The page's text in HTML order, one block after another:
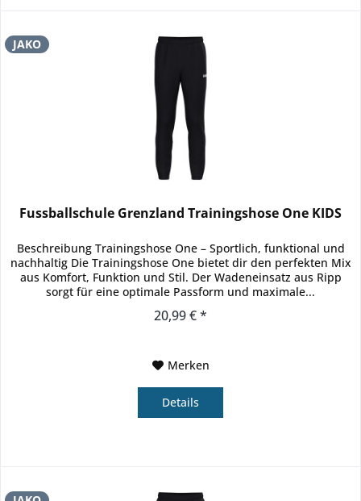
JAKO
Fussballschule Grenzland Trainingshose One KIDS
Beschreibung Trainingshose One – Sportlich, funktional und
nachhaltig Die Trainingshose One bietet dir den perfekten Mix
aus Komfort, Funktion und Stil. Der Wadeneinsatz aus Ripp
sorgt für eine optimale Passform und maximale...
20,99 € *
Merken
Details